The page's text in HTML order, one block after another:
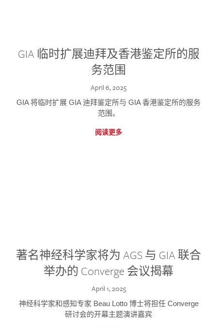
GIA 临时扩展迪拜及香港鉴定所的服
务范围
April 6, 2025
GIA 将临时扩展 GIA 迪拜鉴定所与 GIA 香港鉴定所的服务
范围。
阅读更多
著名神经科学家将为 AGS 与 GIA 联合
举办的 Converge 会议揭幕
April 1, 2025
神经科学家和感知专家 Beau Lotto 博士将担任 Converge
研讨会的开幕主题演讲嘉宾